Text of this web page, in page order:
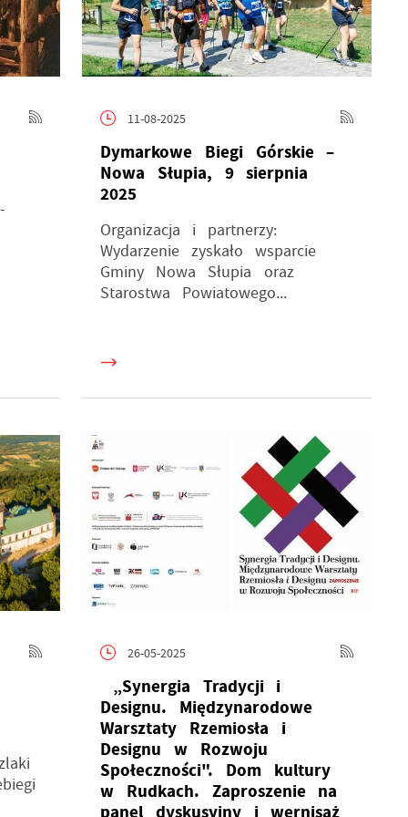
11-08-2025
Dymarkowe Biegi Górskie –
Nowa Słupia, 9 sierpnia
2025
Organizacja i partnerzy:
Wydarzenie zyskało wsparcie
Gminy Nowa Słupia oraz
Starostwa Powiatowego...
26-05-2025
„Synergia Tradycji i
Designu. Międzynarodowe
Warsztaty Rzemiosła i
Designu w Rozwoju
Społeczności". Dom kultury
w Rudkach. Zaproszenie na
panel dyskusyjny i wernisaż